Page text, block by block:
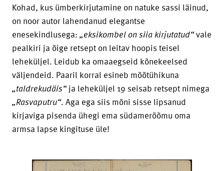
Kohad, kus ümberkirjutamine on natuke sassi läinud,
on noor autor lahendanud elegantse
enesekindlusega: „eksikombel on siia kirjutatud“vale
pealkiri ja õige retsept on leitav hoopis teisel
leheküljel. Leidub ka omaaegseid kõnekeelsed
väljendeid. Paaril korral esineb mõõtühikuna
„taldrekudäis“ja leheküljel 19 seisab retsept nimega
„Rasvaputru“. Aga ega siis mõni sisse lipsanud
kirjaviga pisenda ühegi ema südamerõõmu oma
armsa lapse kingituse üle!